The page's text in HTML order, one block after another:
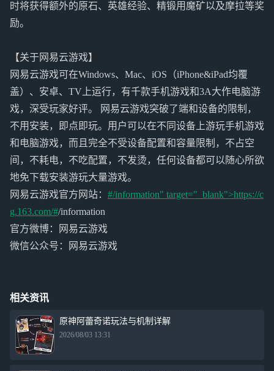
时将获得额外的原石、英雄经验、精锻用魔矿以及摩拉等奖
励。
【关于网易云游戏】
网易云游戏可在Windows、Mac、iOS（iPhone&iPad均覆
盖）、安卓、TV上运行，有千款手机游戏和3A大作电脑游
戏，深受玩家好评。 网易云游戏突破了端和设备的限制，
不用安装，即点即玩。用户可以在不同设备上游玩手机游戏
和电脑游戏，而且完全不受设备配置和容量限制，不占空
间，不耗电，不吃配置，不发烫，任何设备都可以随心所欲
地免下载安装游玩大量游戏。
网易云游戏官方网站： #/information" target="_blank">https://c
g.163.com/#/information
官方微博：网易云游戏
微信公众号：网易云游戏
相关资讯
原神阿蕾奇诺玩法与机制详解
2026/08/03 13:31